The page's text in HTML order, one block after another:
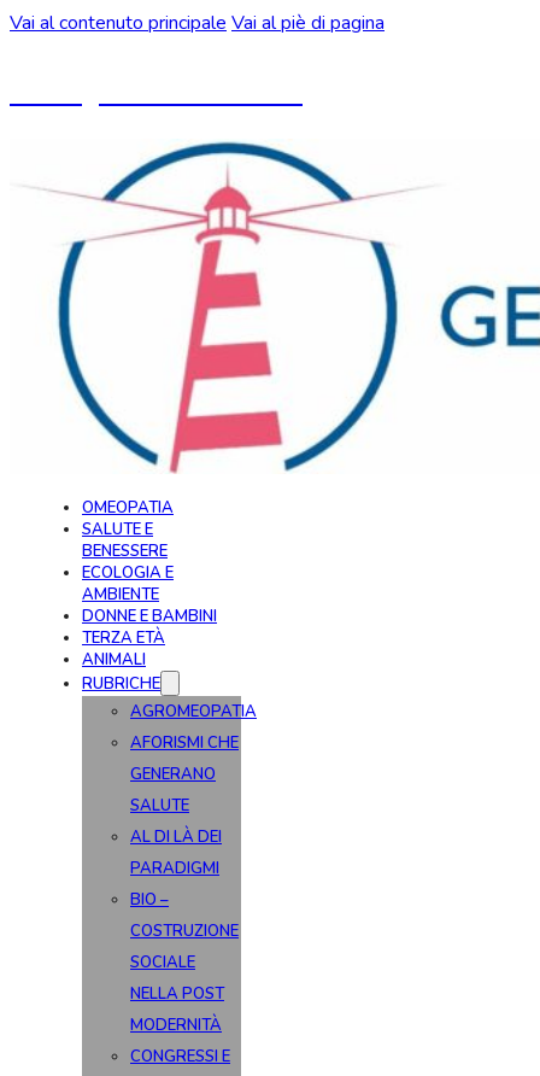
Vai al contenuto principale Vai al piè di pagina
OMEOPATIA
SALUTE E
BENESSERE
ECOLOGIA E
AMBIENTE
DONNE E BAMBINI
TERZA ETÀ
ANIMALI
RUBRICHE
AGROMEOPATIA
AFORISMI CHE
GENERANO
SALUTE
AL DI LÀ DEI
PARADIGMI
BIO –
COSTRUZIONE
SOCIALE
NELLA POST
MODERNITÀ
CONGRESSI E